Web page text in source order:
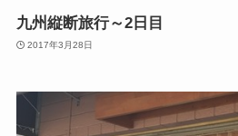
九州縦断旅行～2日目
2017年3月28日